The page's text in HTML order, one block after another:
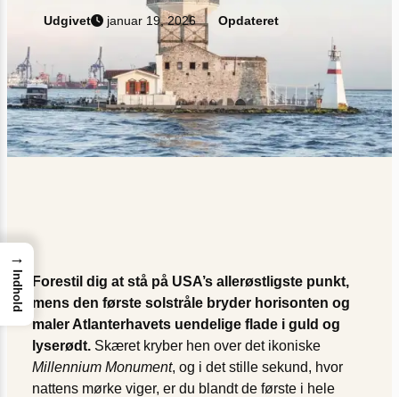
Udgivet januar 19, 2026 Opdateret
Forestil dig at stå på USA’s allerøstligste punkt,
mens den første solstråle bryder horisonten og
maler Atlanterhavets uendelige flade i guld og
lyserødt. Skæret kryber hen over det ikoniske
Millennium Monument, og i det stille sekund, hvor
nattens mørke viger, er du blandt de første i hele
→
Indhold